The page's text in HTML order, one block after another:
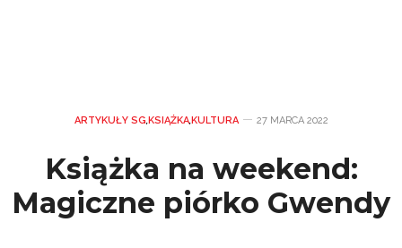
ARTYKUŁY SG,KSIĄŻKA,KULTURA 27 MARCA 2022
Książka na weekend:
Magiczne piórko Gwendy